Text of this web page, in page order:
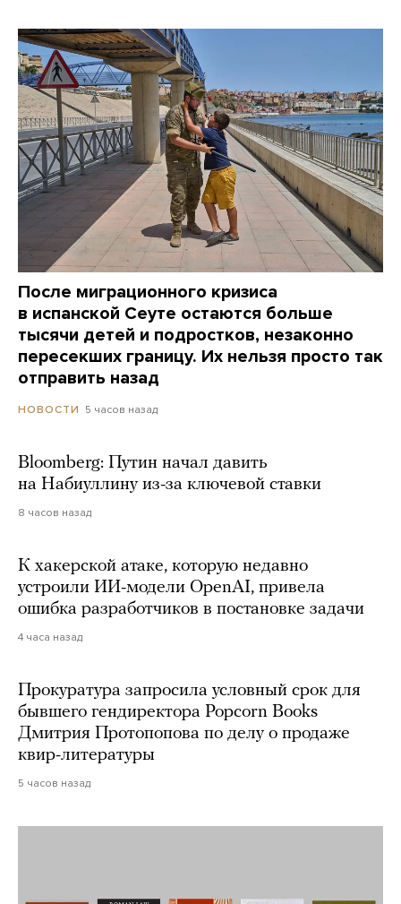
После миграционного кризиса
в испанской Сеуте остаются больше
тысячи детей и подростков, незаконно
пересекших границу. Их нельзя просто так
отправить назад
НОВОСТИ 5 часов назад
Bloomberg: Путин начал давить
на Набиуллину из-за ключевой ставки
8 часов назад
К хакерской атаке, которую недавно
устроили ИИ-модели OpenAI, привела
ошибка разработчиков в постановке задачи
4 часа назад
Прокуратура запросила условный срок для
бывшего гендиректора Popcorn Books
Дмитрия Протопопова по делу о продаже
квир-литературы
5 часов назад